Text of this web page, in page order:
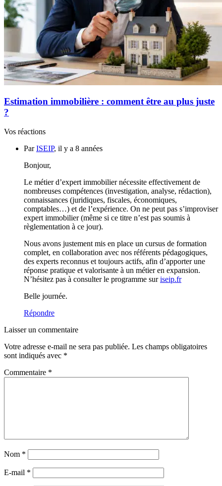
Estimation immobilière : comment être au plus juste
?
Vos réactions
ParISEIP, il y a 8 années
Bonjour,
Le métier d’expert immobilier nécessite effectivement de
nombreuses compétences (investigation, analyse, rédaction),
connaissances (juridiques, fiscales, économiques,
comptables…) et de l’expérience. On ne peut pas s’improviser
expert immobilier (même si ce titre n’est pas soumis à
règlementation à ce jour).
Nous avons justement mis en place un cursus de formation
complet, en collaboration avec nos référents pédagogiques,
des experts reconnus et toujours actifs, afin d’apporter une
réponse pratique et valorisante à un métier en expansion.
N’hésitez pas à consulter le programme suriseip.fr
Belle journée.
Répondre
Laisser un commentaire
Votre adresse e-mail ne sera pas publiée. Les champs obligatoires
sont indiqués avec *
Commentaire *
Nom *
E-mail *